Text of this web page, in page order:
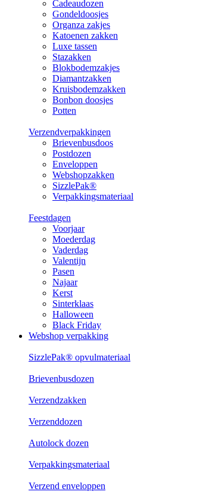
Cadeaudozen
Gondeldoosjes
Organza zakjes
Katoenen zakken
Luxe tassen
Stazakken
Blokbodemzakjes
Diamantzakken
Kruisbodemzakken
Bonbon doosjes
Potten
Verzendverpakkingen
Brievenbusdoos
Postdozen
Enveloppen
Webshopzakken
SizzlePak®
Verpakkingsmateriaal
Feestdagen
Voorjaar
Moederdag
Vaderdag
Valentijn
Pasen
Najaar
Kerst
Sinterklaas
Halloween
Black Friday
Webshop verpakking
SizzlePak® opvulmateriaal
Brievenbusdozen
Verzendzakken
Verzenddozen
Autolock dozen
Verpakkingsmateriaal
Verzend enveloppen